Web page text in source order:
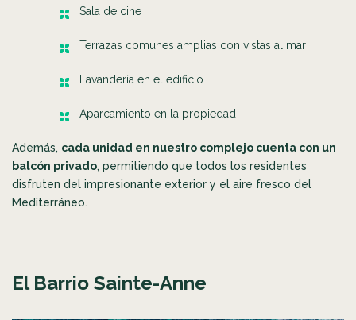
Sala de cine
Terrazas comunes amplias con vistas al mar
Lavandería en el edificio
Aparcamiento en la propiedad
Además, cada unidad en nuestro complejo cuenta con un
balcón privado, permitiendo que todos los residentes
disfruten del impresionante exterior y el aire fresco del
Mediterráneo.
El Barrio Sainte-Anne